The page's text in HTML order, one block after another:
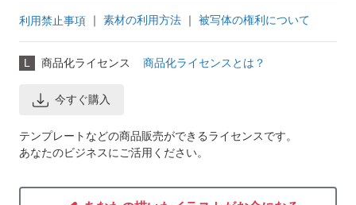
利用禁止事項 ｜ 素材の利用方法 ｜ 被写体の権利について
L 商品化ライセンス 商品化ライセンスとは？
今すぐ購入
テンプレートなどの商品販売ができるライセンスです。
あなたのビジネスにご活用ください。